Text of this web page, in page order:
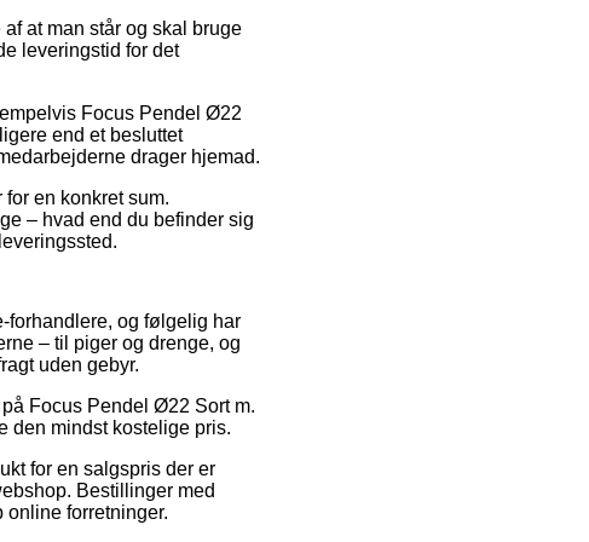
at man står og skal bruge
leveringstid for det
Focus Pendel Ø22
end et besluttet
drager hjemad.
en konkret sum.
– hvad end du befinder sig
forhandlere, og følgelig har
– til piger og drenge, og
uden gebyr.
Focus Pendel Ø22 Sort m.
den mindst kostelige pris.
for en salgspris der er
Bestillinger med
online forretninger.